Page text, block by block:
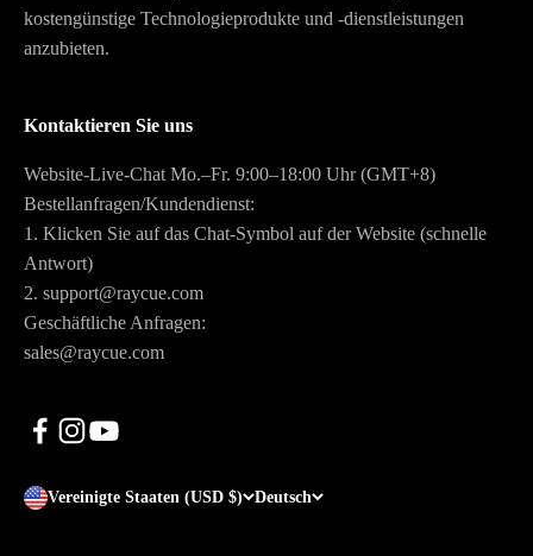
kostengünstige Technologieprodukte und -dienstleistungen
anzubieten.
Kontaktieren Sie uns
Website-Live-Chat Mo.–Fr. 9:00–18:00 Uhr (GMT+8)
Bestellanfragen/Kundendienst:
1. Klicken Sie auf das Chat-Symbol auf der Website (schnelle
Antwort)
2. support@raycue.com
Geschäftliche Anfragen:
sales@raycue.com
Vereinigte Staaten (USD $) Deutsch